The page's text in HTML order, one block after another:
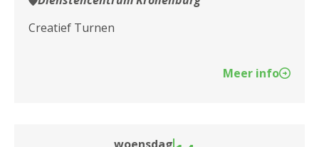
Creatief Turnen
Meer info